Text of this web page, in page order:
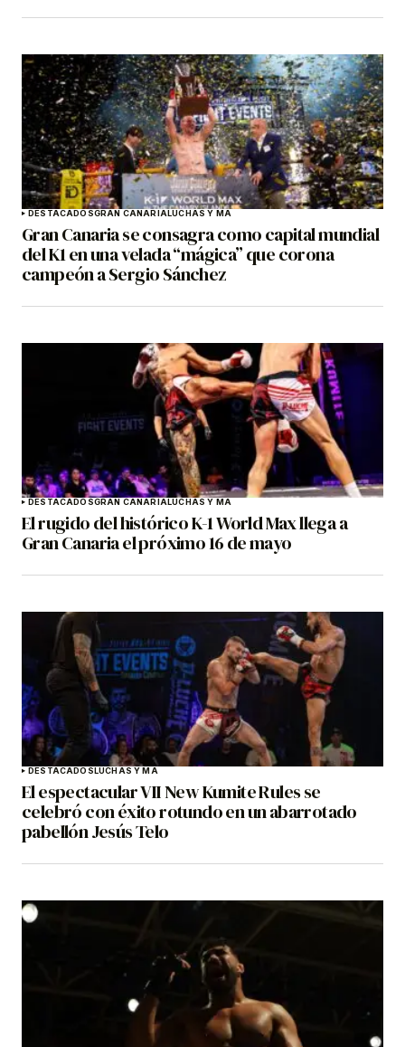
DESTACADOSGRAN CANARIALUCHAS Y MA
Gran Canaria se consagra como capital mundial
del K1 en una velada “mágica” que corona
campeón a Sergio Sánchez
DESTACADOSGRAN CANARIALUCHAS Y MA
El rugido del histórico K-1 World Max llega a
Gran Canaria el próximo 16 de mayo
DESTACADOSLUCHAS Y MA
El espectacular VII New Kumite Rules se
celebró con éxito rotundo en un abarrotado
pabellón Jesús Telo